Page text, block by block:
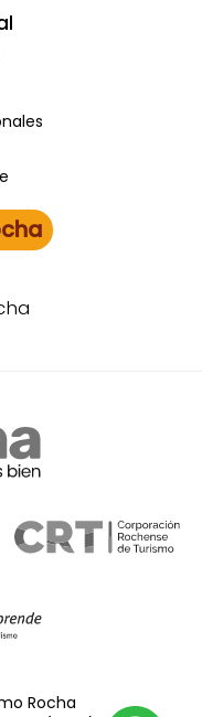
Rocha